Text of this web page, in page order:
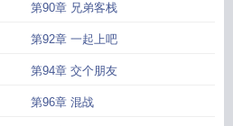
第90章 兄弟客栈
第92章 一起上吧
第94章 交个朋友
第96章 混战